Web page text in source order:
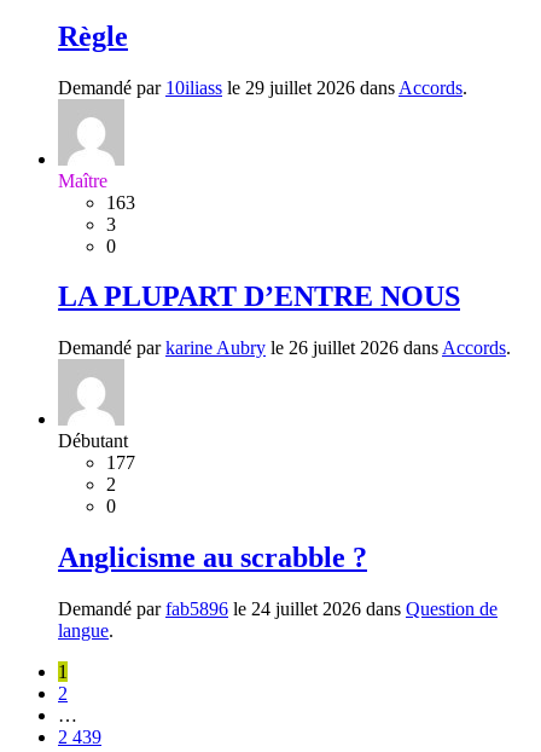
Règle
Demandé par 10iliass le 29 juillet 2026 dans Accords.
Maître
163
3
0
LA PLUPART D’ENTRE NOUS
Demandé parkarine Aubry le 26 juillet 2026 dans Accords.
Débutant
177
2
0
Anglicisme au scrabble ?
Demandé parfab5896 le 24 juillet 2026 dans Question de
langue.
1
2
…
2 439